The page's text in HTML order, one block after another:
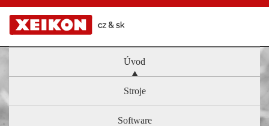
Úvod
Stroje
Software